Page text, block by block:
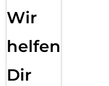
Wir
helfen
Dir